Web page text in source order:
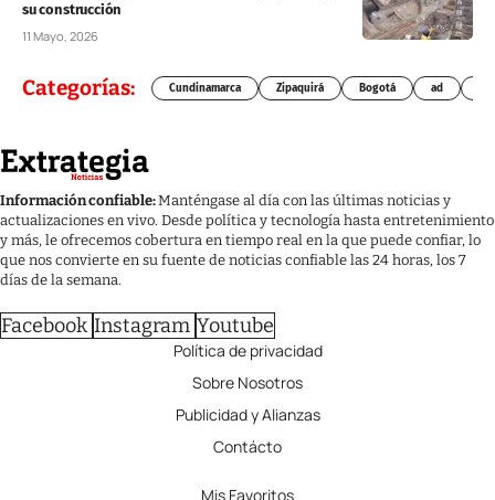
su construcción
11 Mayo, 2026
Categorías: Cundinamarca Zipaquirá Bogotá ad
Información confiable:Manténgase al día con las últimas noticias y
actualizaciones en vivo. Desde política y tecnología hasta entretenimiento
y más, le ofrecemos cobertura en tiempo real en la que puede confiar, lo
que nos convierte en su fuente de noticias confiable las 24 horas, los 7
días de la semana.
Facebook Instagram Youtube
Política de privacidad
Sobre Nosotros
Publicidad y Alianzas
Contácto
Mis Favoritos